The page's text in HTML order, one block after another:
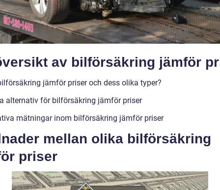
av bilförsäkring jämför
jämför priser och dess olika typer?
alternativ för bilförsäkring jämför priser
mätningar inom bilförsäkring jämför priser
mellan olika bilförsäkring
priser